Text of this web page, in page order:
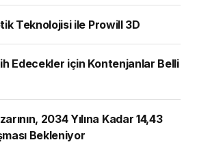
Teknolojisi ile Prowill 3D
için Kontenjanlar Belli
2034 Yılına Kadar 14,43
Bekleniyor